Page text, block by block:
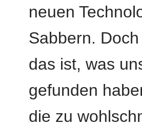
neuen
Sabbern.
das ist, was
gefunden
die zu